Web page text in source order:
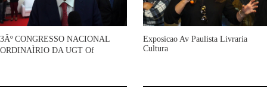
3Âº CONGRESSO NACIONAL
ORDINAÌRIO DA UGT Of
Exposicao Av Paulista Livraria
Cultura